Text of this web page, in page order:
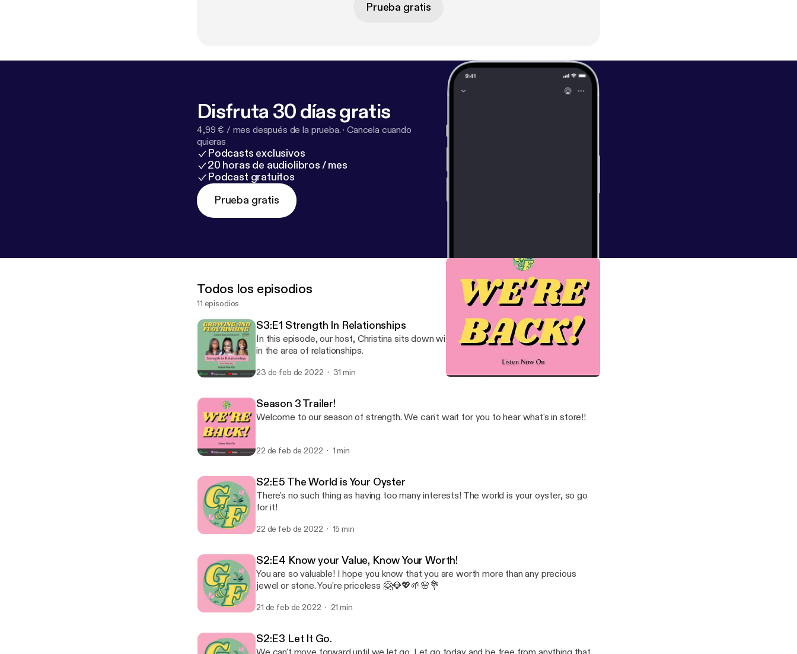
Prueba gratis
Disfruta 30 días gratis
4,99 € / mes después de la prueba. ·Cancela cuando
quieras
Podcasts exclusivos
20 horas de audiolibros / mes
Podcast gratuitos
Prueba gratis
Todos los episodios
11 episodios
S3:E1 Strength In Relationships
In this episode, our host, Christina sits down with her best friends to discuss strength
in the area of relationships.
23 de feb de 2022 31 min
Season 3 Trailer!
Welcome to our season of strength. We can't wait for you to hear what's in store!!
22 de feb de 2022 1 min
S2:E5 The World is Your Oyster
There's no such thing as having too many interests! The world is your oyster, so go
for it!
22 de feb de 2022 15 min
S2:E4 Know your Value, Know Your Worth!
You are so valuable! I hope you know that you are worth more than any precious
jewel or stone. You're priceless 🤗💎💖🌱🌸💐
21 de feb de 2022 21 min
S2:E3 Let It Go.